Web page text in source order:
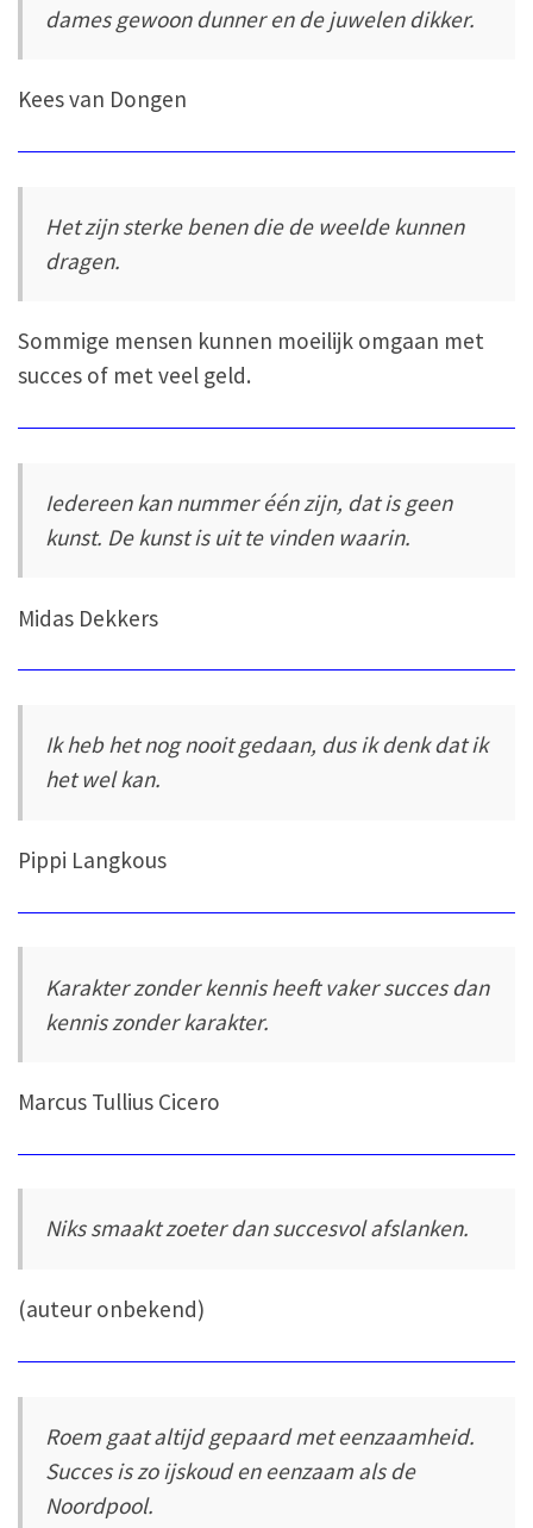
dames gewoon dunner en de juwelen dikker.
Kees van Dongen
Het zijn sterke benen die de weelde kunnen
dragen.
Sommige mensen kunnen moeilijk omgaan met
succes of met veel geld.
Iedereen kan nummer één zijn, dat is geen
kunst. De kunst is uit te vinden waarin.
Midas Dekkers
Ik heb het nog nooit gedaan, dus ik denk dat ik
het wel kan.
Pippi Langkous
Karakter zonder kennis heeft vaker succes dan
kennis zonder karakter.
Marcus Tullius Cicero
Niks smaakt zoeter dan succesvol afslanken.
(auteur onbekend)
Roem gaat altijd gepaard met eenzaamheid.
Succes is zo ijskoud en eenzaam als de
Noordpool.